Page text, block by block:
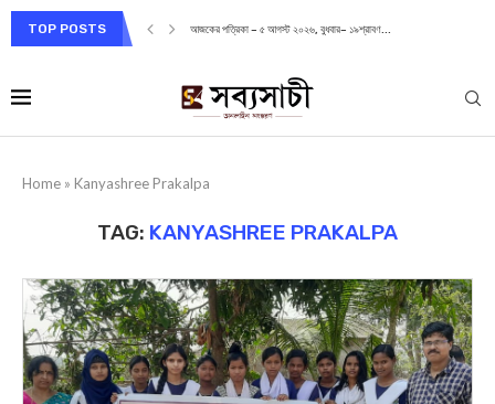
TOP POSTS আজকের পত্রিকা – ৫ আগস্ট ২০২৬, বুধবার– ১৯শ্রাবণ...
Home » Kanyashree Prakalpa
TAG: KANYASHREE PRAKALPA